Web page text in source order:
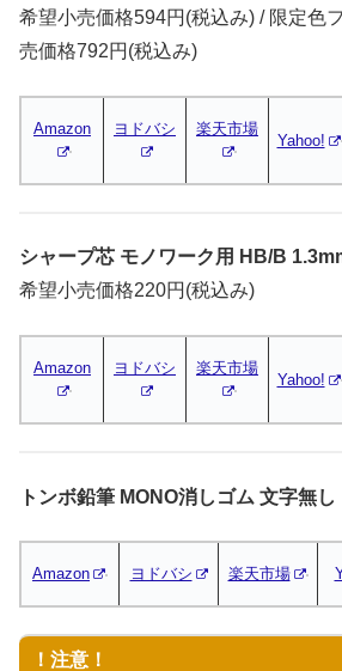
希望小売価格594円(税込み) / 限定色
売価格792円(税込み)
Amazon ヨドバシ 楽天市場
Yahoo!
シャープ芯 モノワーク用 HB/B
希望小売価格220円(税込み)
Amazon ヨドバシ 楽天市場
Yahoo!
トンボ鉛筆 MONO消しゴム 文字無し
Amazon ヨドバシ 楽天市場
！注意！